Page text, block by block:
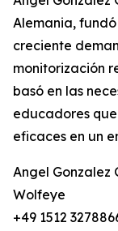
Alemania,
creciente
monitorización
basó en las
educadores
eficaces en un
Angel Gonzalez
Wolfeye
+49 1512